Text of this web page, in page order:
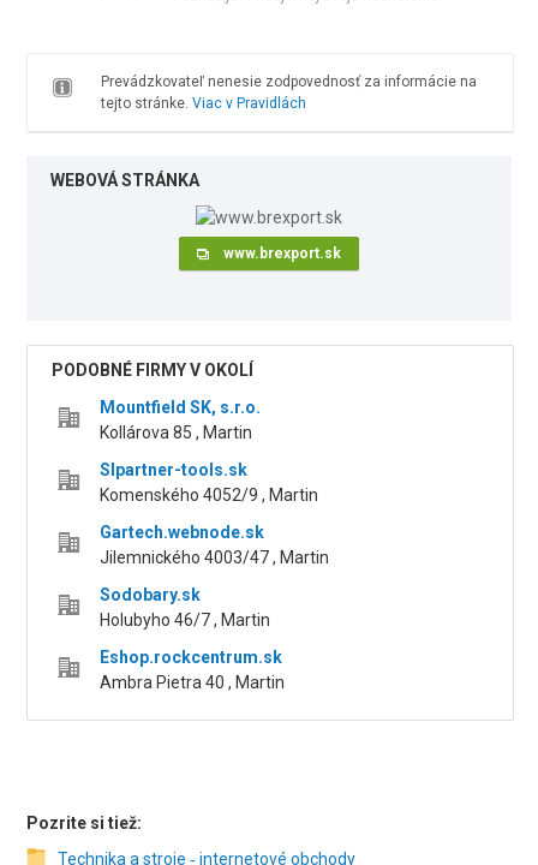
Prevádzkovateľ nenesie zodpovednosť za informácie na
tejto stránke. Viac v Pravidlách
WEBOVÁ STRÁNKA
www.brexport.sk
PODOBNÉ FIRMY V OKOLÍ
Mountfield SK, s.r.o.
Kollárova 85 , Martin
Slpartner-tools.sk
Komenského 4052/9 , Martin
Gartech.webnode.sk
Jilemnického 4003/47 , Martin
Sodobary.sk
Holubyho 46/7 , Martin
Eshop.rockcentrum.sk
Ambra Pietra 40 , Martin
Pozrite si tiež:
Technika a stroje ‑ internetové obchody